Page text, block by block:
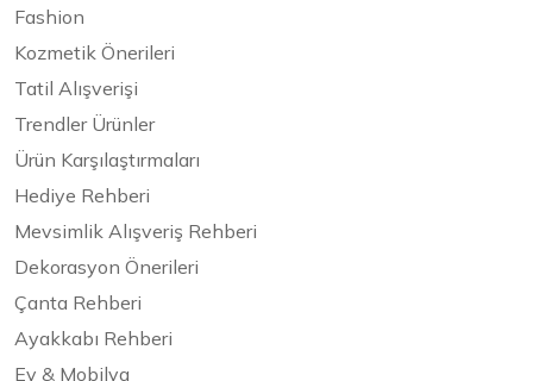
Fashion
Kozmetik Önerileri
Tatil Alışverişi
Trendler Ürünler
Ürün Karşılaştırmaları
Hediye Rehberi
Mevsimlik Alışveriş Rehberi
Dekorasyon Önerileri
Çanta Rehberi
Ayakkabı Rehberi
Ev & Mobilya